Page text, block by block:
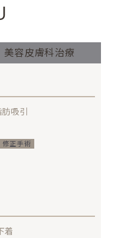
美容皮膚科治療
吸引
着